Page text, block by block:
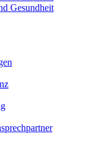
Gesundheit